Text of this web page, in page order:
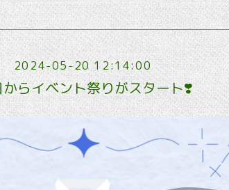
2024-05-20 12:14:00
らイベント祭りがスタート❣️